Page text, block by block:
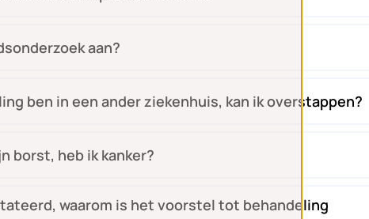
aan?
ben in een ander ziekenhuis, kan ik overstappen?
borst, heb ik kanker?
waarom is het voorstel tot behandeling